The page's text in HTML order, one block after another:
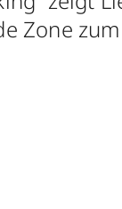
Zone